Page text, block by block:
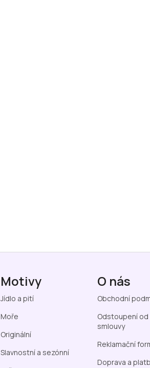
Motivy
Jídlo a pití
Moře
Originální
Slavnostní a sezónní
O nás
Obchodní
Odstoupení od
smlouvy
Reklamační
Doprava a